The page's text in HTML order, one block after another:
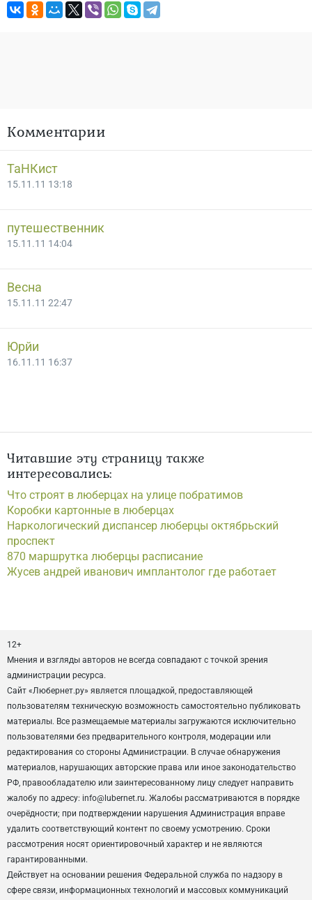
Комментарии
ТаНКист
15.11.11 13:18
путешественник
15.11.11 14:04
Весна
15.11.11 22:47
Юрйи
16.11.11 16:37
Читавшие эту страницу также
интересовались:
Что строят в люберцах на улице побратимов
Коробки картонные в люберцах
Наркологический диспансер люберцы октябрьский
проспект
870 маршрутка люберцы расписание
Жусев андрей иванович имплантолог где работает
12+
Мнения и взгляды авторов не всегда совпадают с точкой зрения
администрации ресурса.
Сайт «Любернет.ру» является площадкой, предоставляющей
пользователям техническую возможность самостоятельно публиковать
материалы. Все размещаемые материалы загружаются исключительно
пользователями без предварительного контроля, модерации или
редактирования со стороны Администрации. В случае обнаружения
материалов, нарушающих авторские права или иное законодательство
РФ, правообладателю или заинтересованному лицу следует направить
жалобу по адресу: info@lubernet.ru. Жалобы рассматриваются в порядке
очерёдности; при подтверждении нарушения Администрация вправе
удалить соответствующий контент по своему усмотрению. Сроки
рассмотрения носят ориентировочный характер и не являются
гарантированными.
Действует на основании решения Федеральной служба по надзору в
сфере связи, информационных технологий и массовых коммуникаций